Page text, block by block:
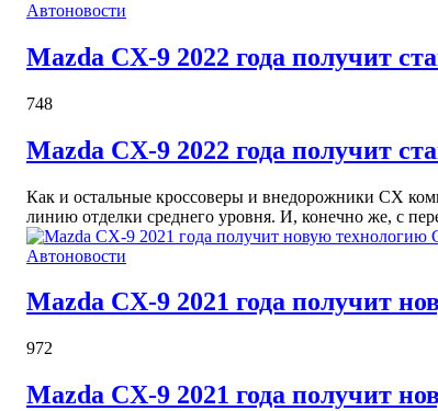
Автоновости
Mazda CX-9 2022 года получит
748
Mazda CX-9 2022 года получит
Как и остальные кроссоверы и внедорожники CX
линию отделки среднего уровня. И, конечно же, с
Автоновости
Mazda CX-9 2021 года получит
972
Mazda CX-9 2021 года получит